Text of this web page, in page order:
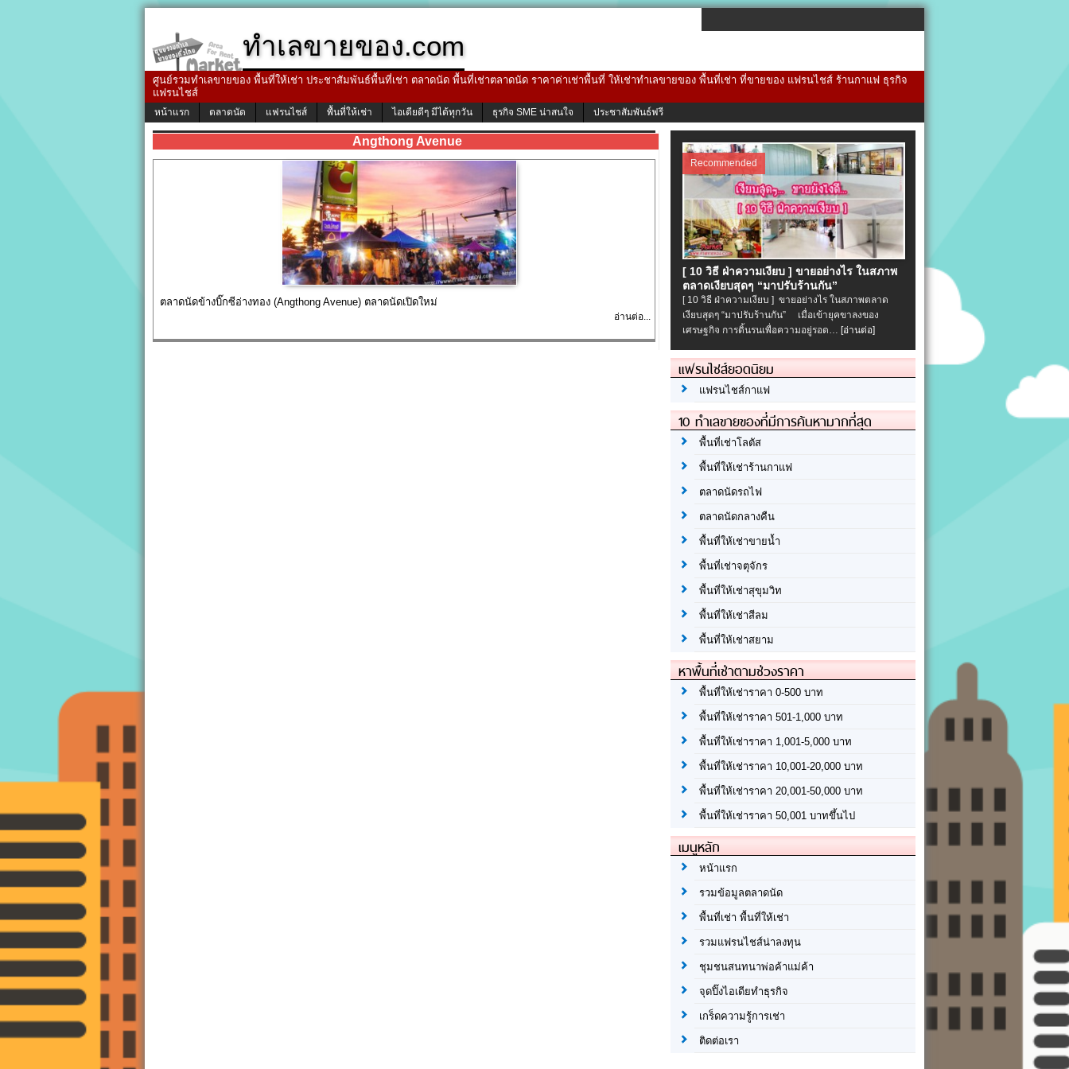
ทำเลขายของ.com
ศูนย์รวมทำเลขายของ พื้นที่ให้เช่า ประชาสัมพันธ์พื้นที่เช่า ตลาดนัด พื้นที่เช่าตลาดนัด ราคาค่าเช่าพื้นที่ ให้เช่าทำเลขายของ พื้นที่เช่า ที่ขายของ แฟรนไชส์ ร้านกาแฟ ธุรกิจ
แฟรนไชส์
หน้าแรก ตลาดนัด แฟรนไชส์ พื้นที่ให้เช่า ไอเดียดีๆ มีได้ทุกวัน ธุรกิจ SME น่าสนใจ ประชาสัมพันธ์ฟรี
Angthong Avenue
ตลาดนัดข้างบิ๊กซี‎อ่างทอง‬ (Angthong Avenue) ตลาดนัดเปิดใหม่
อ่านต่อ...
Recommended
[ 10 วิธี ฝ่าความเงียบ ] ขายอย่างไร ในสภาพ
ตลาดเงียบสุดๆ “มาปรับร้านกัน”
[ 10 วิธี ฝ่าความเงียบ ] ขายอย่างไร ในสภาพตลาด
เงียบสุดๆ “มาปรับร้านกัน” เมื่อเข้ายุคขาลงของ
เศรษฐกิจ การดิ้นรนเพื่อความอยู่รอด… [อ่านต่อ]
แฟรนไชส์ยอดนิยม
แฟรนไชส์กาแฟ
10 ทำเลขายของที่มีการค้นหามากที่สุด
พื้นที่เช่าโลตัส
พื้นที่ให้เช่าร้านกาแฟ
ตลาดนัดรถไฟ
ตลาดนัดกลางคืน
พื้นที่ให้เช่าขายน้ำ
พื้นที่เช่าจตุจักร
พื้นที่ให้เช่าสุขุมวิท
พื้นที่ให้เช่าสีลม
พื้นที่ให้เช่าสยาม
หาพื้นที่เช่าตามช่วงราคา
พื้นที่ให้เช่าราคา 0-500 บาท
พื้นที่ให้เช่าราคา 501-1,000 บาท
พื้นที่ให้เช่าราคา 1,001-5,000 บาท
พื้นที่ให้เช่าราคา 10,001-20,000 บาท
พื้นที่ให้เช่าราคา 20,001-50,000 บาท
พื้นที่ให้เช่าราคา 50,001 บาทขึ้นไป
เมนูหลัก
หน้าแรก
รวมข้อมูลตลาดนัด
พื้นที่เช่า พื้นที่ให้เช่า
รวมแฟรนไชส์น่าลงทุน
ชุมชนสนทนาพ่อค้าแม่ค้า
จุดปิ๊งไอเดียทำธุรกิจ
เกร็ดความรู้การเช่า
ติดต่อเรา